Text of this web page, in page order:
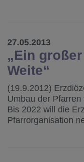
27.05.2013
„Ein
Weite“
(19.9.2012)
Umbau der Pfarren
Bis 2022 will die
Pfarrorganisation